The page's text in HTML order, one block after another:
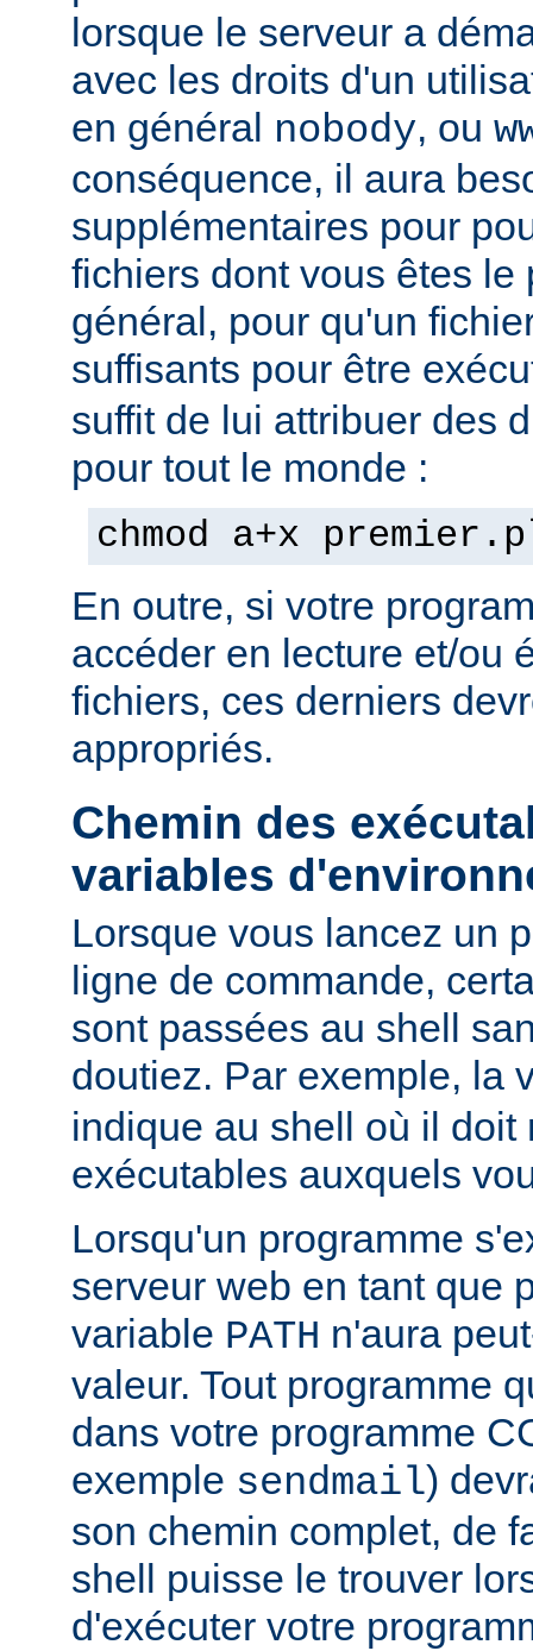
lorsque le serveur a
avec les droits d'un
en général nobody, ou
conséquence, il aura
supplémentaires pour
fichiers dont vous êtes le
général, pour qu'un
suffisants pour être
suffit de lui attribuer des
pour tout le monde :
chmod a+x
En outre, si votre
accéder en lecture et/ou
fichiers, ces derniers
appropriés.
Chemin des
variables
Lorsque vous lancez un
ligne de commande,
sont passées au shell
doutiez. Par exemple, la
indique au shell où il doit
exécutables auxquels
Lorsqu'un programme
serveur web en tant que
variable PATH n'aura
valeur. Tout programme
dans votre programme
exemple sendmail)
son chemin complet, de
shell puisse le trouver
d'exécuter votre